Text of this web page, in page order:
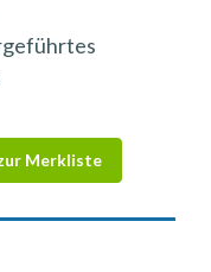
Merkliste